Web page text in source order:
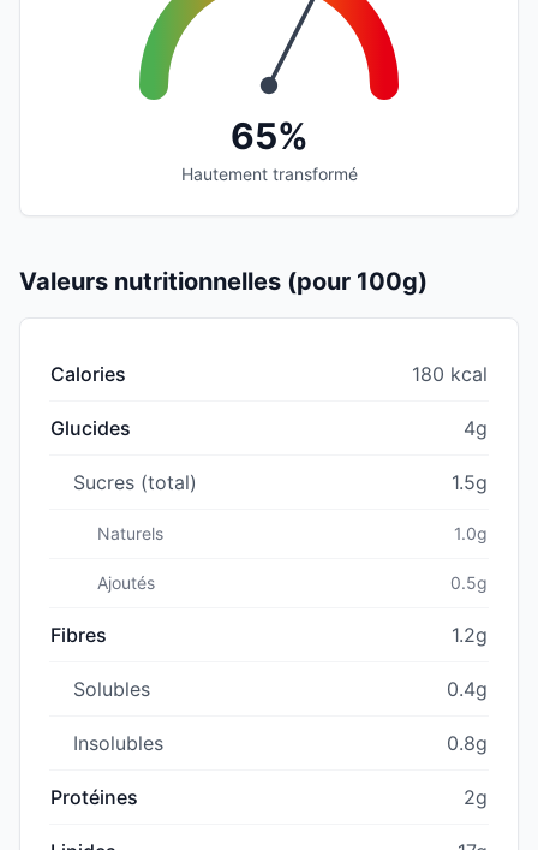
65%
Hautement transformé
Valeurs nutritionnelles (pour 100g)
Calories 180 kcal
Glucides 4g
Sucres (total) 1.5g
Naturels 1.0g
Ajoutés 0.5g
Fibres 1.2g
Solubles 0.4g
Insolubles 0.8g
Protéines 2g